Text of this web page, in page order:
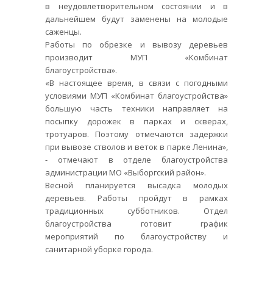
в неудовлетворительном состоянии и в
дальнейшем будут заменены на молодые
саженцы.
Работы по обрезке и вывозу деревьев
производит МУП «Комбинат
благоустройства».
«В настоящее время, в связи с погодными
условиями МУП «Комбинат благоустройства»
большую часть техники направляет на
посыпку дорожек в парках и скверах,
тротуаров. Поэтому отмечаются задержки
при вывозе стволов и веток в парке Ленина»,
- отмечают в отделе благоустройства
администрации МО «Выборгский район».
Весной планируется высадка молодых
деревьев. Работы пройдут в рамках
традиционных субботников. Отдел
благоустройства готовит график
мероприятий по благоустройству и
санитарной уборке города.